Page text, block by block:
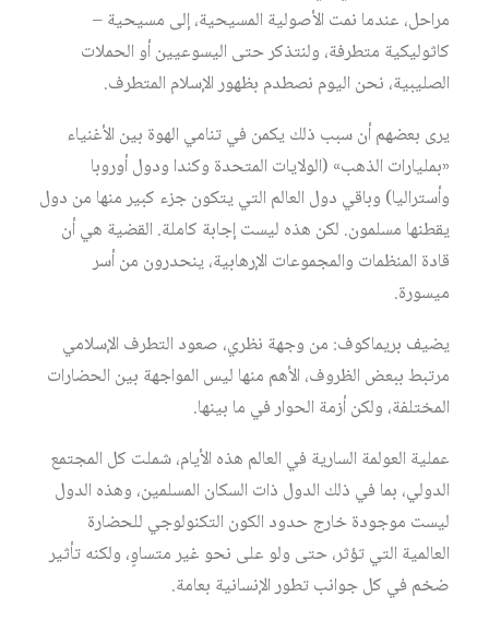
مراحل، عندما نمت الأصولية المسيحية، إلى مسيحية –
كاثوليكية متطرفة، ولنتذكر حتى اليسوعيين أو الحملات
الصليبية، نحن اليوم نصطدم بظهور الإسلام المتطرف.
يرى بعضهم أن سبب ذلك يكمن في تنامي الهوة بين الأغنياء
«بمليارات الذهب» (الولايات المتحدة وكندا ودول أوروبا
وأستراليا) وباقي دول العالم التي يتكون جزء كبير منها من دول
يقطنها مسلمون. لكن هذه ليست إجابة كاملة. القضية هي أن
قادة المنظمات والمجموعات الإرهابية، ينحدرون من أسر
ميسورة.
يضيف بريماكوف: من وجهة نظري، صعود التطرف الإسلامي
مرتبط ببعض الظروف، الأهم منها ليس المواجهة بين الحضارات
المختلفة، ولكن أزمة الحوار في ما بينها.
عملية العولمة السارية في العالم هذه الأيام، شملت كل المجتمع
الدولي، بما في ذلك الدول ذات السكان المسلمين، وهذه الدول
ليست موجودة خارج حدود الكون التكنولوجي للحضارة
العالمية التي تؤثر، حتى ولو على نحو غير متساوٍ، ولكنه تأثير
ضخم في كل جوانب تطور الإنسانية بعامة.